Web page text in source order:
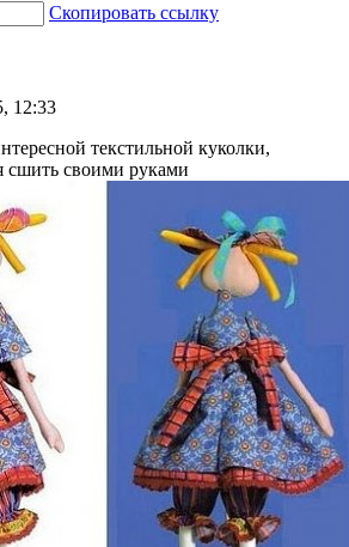
Скопировать ссылку
12:33
текстильной куколки,
сшить своими руками